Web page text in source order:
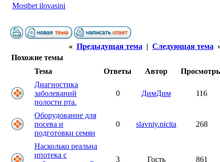
Mostbet ilovasini
« Предыдущая тема | Следующая тема
Похожие темы
Тема
Ответы Автор
Диагностика
заболеваний
полости рта.
0 ДимДим 116
Оборудование для
посева и
подготовки семян
0 slavniy.nicita 268
Насколько реальна
ипотека с
3 Гость 861